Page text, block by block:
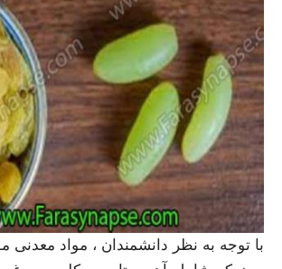
با توجه به نظر دانشمندان ، مواد